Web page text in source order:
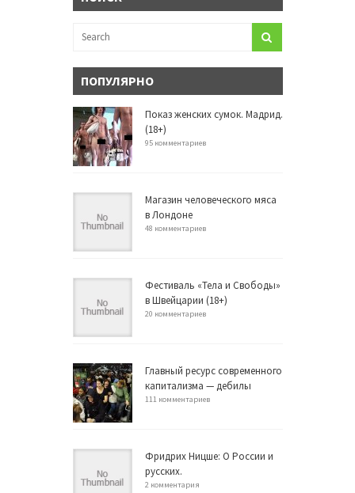
ПОПУЛЯРНО
Показ женских сумок. Мадрид.
(18+)
95 комментариев
Магазин человеческого мяса
в Лондоне
48 комментариев
Фестиваль «Тела и Свободы»
в Швейцарии (18+)
20 комментариев
Главный ресурс современного
капитализма — дебилы
111 комментариев
Фридрих Ницше: О России и
русских.
2 комментария